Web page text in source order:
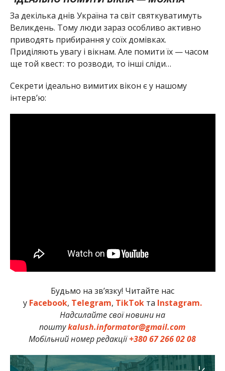
За декілька днів Україна та світ святкуватимуть
Великдень. Тому люди зараз особливо активно
приводять прибирання у соїх домівках.
Приділяють увагу і вікнам. Але помити їх — часом
ще той квест: то розводи, то інші сліди…
Секрети ідеально вимитих вікон є у нашому
інтерв’ю:
Будьмо на зв’язку! Читайте нас
у Facebook, Telegram, TikTokта Instagram.
Надсилайте свої новини на
поштуkalush.informator@gmail.com
Мобільний номер редакції+380 67 266 02 08